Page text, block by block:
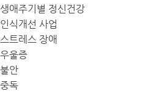
생애주기별 정신건강
인식개선 사업
스트레스 장애
우울증
불안
중독